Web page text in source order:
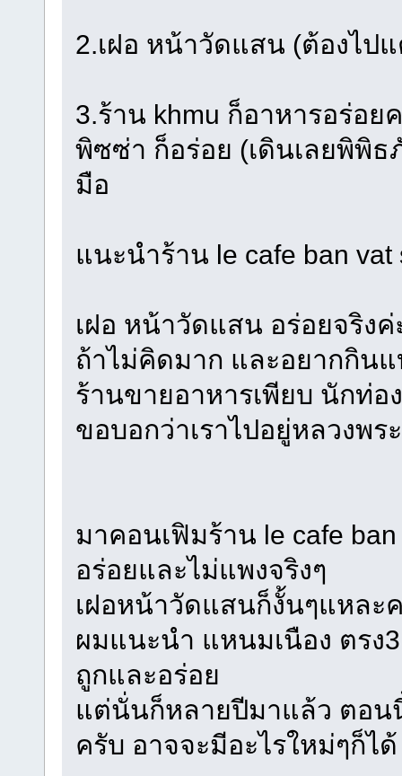
2.เฝอ หน้าวัดแสน (ต้องไป
3.ร้าน khmu ก็อาหารอร่อ
พิซซ่า ก็อร่อย (เดินเลยพิพิ
มือ
แนะนำร้าน le cafe ban
เฝอ หน้าวัดแสน อร่อยจริงค่
ถ้าไม่คิดมาก และอยากกิน
ร้านขายอาหารเพียบ นักท่
ขอบอกว่าเราไปอยู่หลวงพร
มาคอนเฟิมร้าน le cafe
อร่อยและไม่แพงจริงๆ
เฝอหน้าวัดแสนก็งั้นๆแหละ
ผมแนะนำ แหนมเนือง ตรง
ถูกและอร่อย
แต่นั่นก็หลายปีมาแล้ว ตอน
ครับ อาจจะมีอะไรใหม่ๆก็ได้